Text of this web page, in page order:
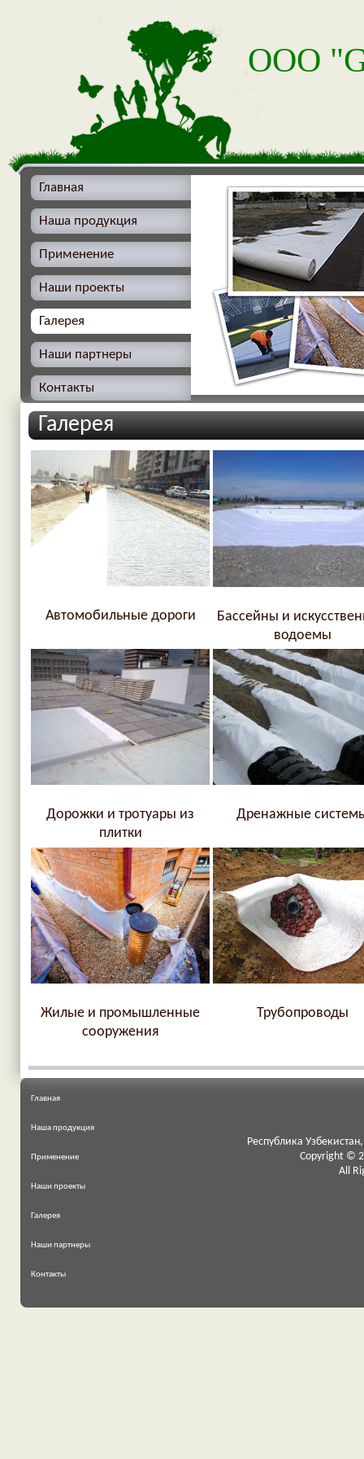
ООО
Главная
Наша продукция
Применение
Наши проекты
Галерея
Наши партнеры
Контакты
Галерея
Автомобильные дороги
Бассейны и
водоемы
Дорожки и тротуары из
плитки
Дренажные
Жилые и промышленные
сооружения
Трубопроводы
Главная
Наша продукция
Применение
Наши проекты
Галерея
Наши партнеры
Контакты
Республика
Copyright ©
All